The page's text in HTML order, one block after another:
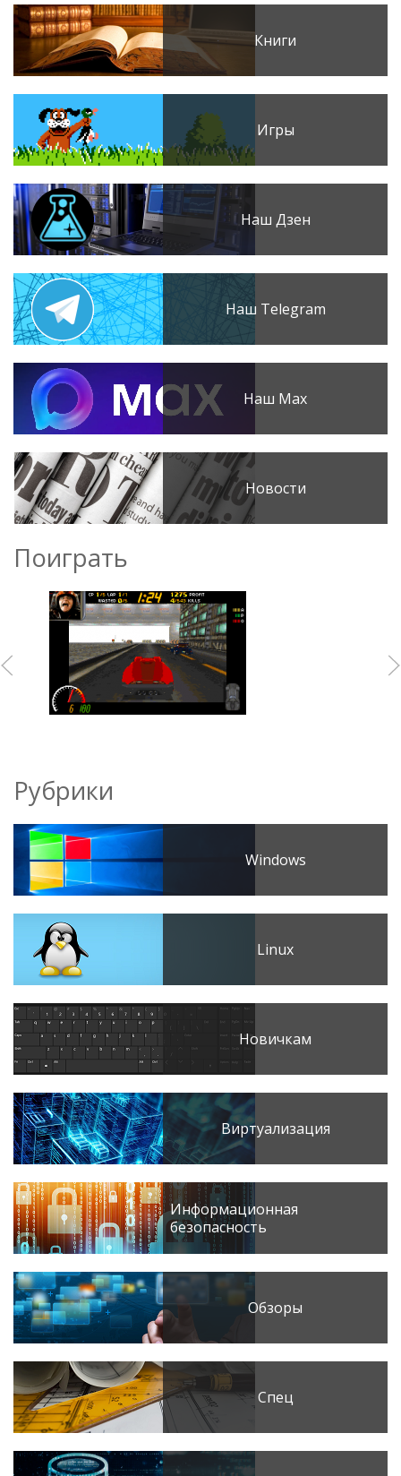
Книги
Игры
Наш Дзен
Наш Telegram
Наш Max
Новости
Поиграть
Рубрики
Windows
Linux
Новичкам
Виртуализация
Информационная
безопасность
Обзоры
Спец